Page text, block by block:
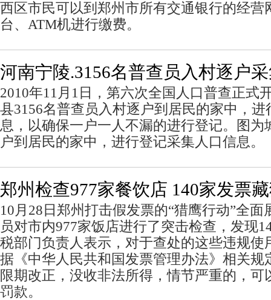
西区市民可以到郑州市所有交通银行的经营
台、ATM机进行缴费。
河南宁陵.3156名普查员入村逐户
2010年11月1日，第六次全国人口普查正式
县3156名普查员入村逐户到居民的家中，
息，以确保一户一人不漏的进行登记。图为
户到居民的家中，进行登记采集人口信息。
郑州检查977家餐饮店 140家发票
10月28日郑州打击假发票的“猎鹰行动”全面
员对市内977家饭店进行了突击检查，发现
税部门负责人表示，对于查处的这些违规使
据《中华人民共和国发票管理办法》相关规
限期改正，没收非法所得，情节严重的，可
罚款。